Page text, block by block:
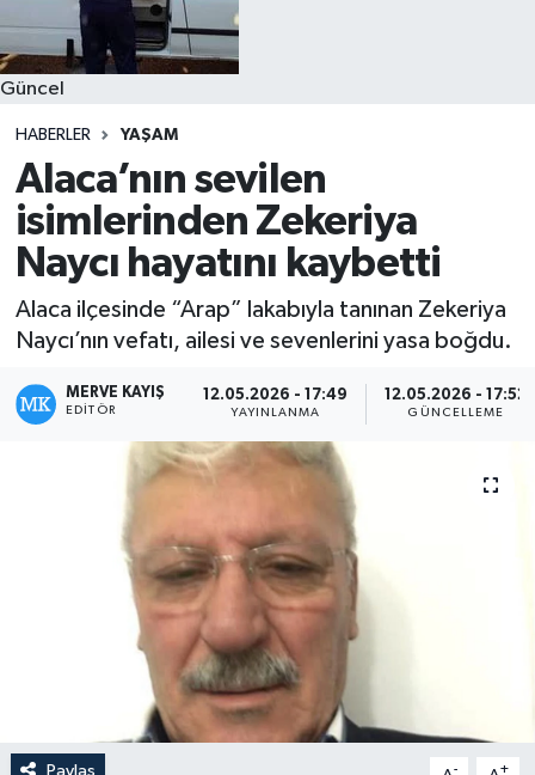
Güncel
HABERLER YAŞAM
Alaca’nın sevilen
isimlerinden Zekeriya
Naycı hayatını kaybetti
Alaca ilçesinde “Arap” lakabıyla tanınan Zekeriya
Naycı’nın vefatı, ailesi ve sevenlerini yasa boğdu.
MERVE KAYIŞ
EDITÖR
12.05.2026 - 17:49
YAYINLANMA
12.05.2026 - 17:52
GÜNCELLEME
Paylaş - +
Tüm Manşetler
Son Dakika Haberleri
Haber Arşivi